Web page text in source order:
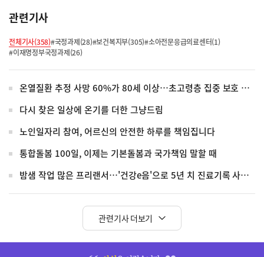
관련기사
전체기사(358)#국정과제(28)#보건복지부(305)#소아전문응급의료센터(1)
#이재명정부국정과제(26)
온열질환 추정 사망 60%가 80세 이상…초고령층 집중 보호 강화
다시 찾은 일상에 온기를 더한 그냥드림
노인일자리 참여, 어르신의 안전한 하루를 책임집니다
통합돌봄 100일, 이제는 기본돌봄과 국가책임 말할 때
밤샘 작업 많은 프리랜서…'건강e음'으로 5년 치 진료기록 사실 확인
관련기사 더보기